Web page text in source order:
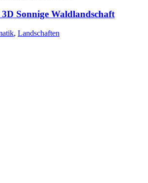
Sonnige Waldlandschaft
, Landschaften